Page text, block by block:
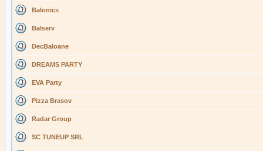
Balonics
Balserv
DecBaloane
DREAMS PARTY
EVA Party
Pizza Brasov
Radar Group
SC TUNEUP SRL